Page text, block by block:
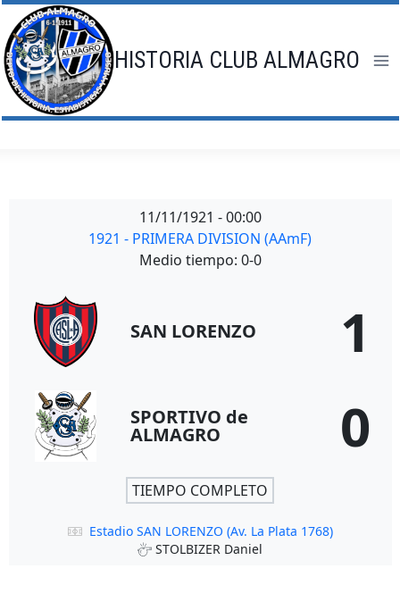
Saltar
al
contenido
HISTORIA CLUB ALMAGRO
11/11/1921 - 00:00
1921 - PRIMERA DIVISION (AAmF)
Medio tiempo: 0-0
SAN LORENZO 1
SPORTIVO de
ALMAGRO 0
TIEMPO COMPLETO
Estadio SAN LORENZO (Av. La Plata 1768)
STOLBIZER Daniel